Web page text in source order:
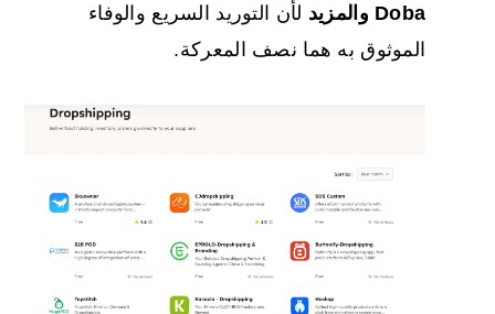
Doba والمزيد
لأن التوريد السريع والوفاء
الموثوق به هما نصف المعركة.